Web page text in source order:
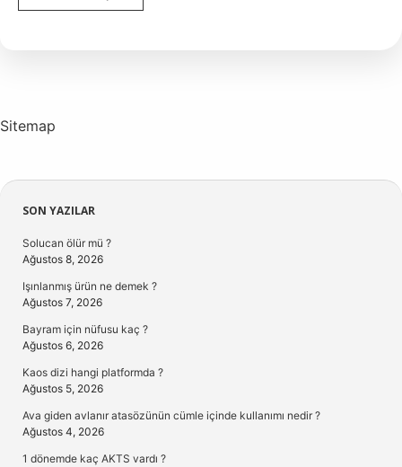
Astroloji
Sitemap
Sidebar
SON YAZILAR
Solucan ölür mü ?
Ağustos 8, 2026
Işınlanmış ürün ne demek ?
Ağustos 7, 2026
Bayram için nüfusu kaç ?
Ağustos 6, 2026
Kaos dizi hangi platformda ?
Ağustos 5, 2026
Ava giden avlanır atasözünün cümle içinde kullanımı nedir ?
Ağustos 4, 2026
1 dönemde kaç AKTS vardı ?